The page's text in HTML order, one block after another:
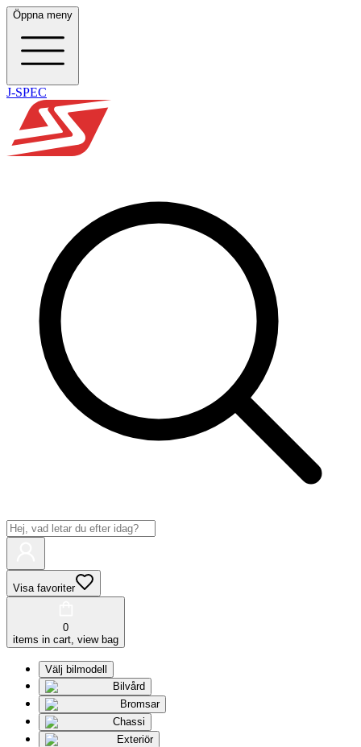
Öppna meny
J-SPEC
Visa favoriter
0
items in cart, view bag
Välj bilmodell
Bilvård
Bromsar
Chassi
Exteriör